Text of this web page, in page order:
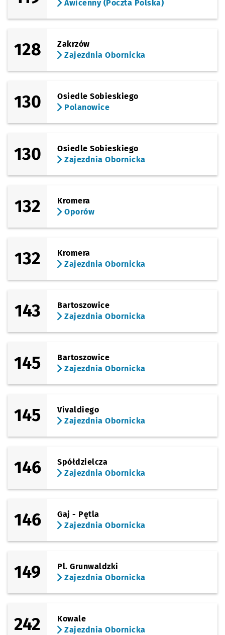
Awicenny (Poczta Polska)
128
Zakrzów
Zajezdnia Obornicka
130
Osiedle Sobieskiego
Polanowice
130
Osiedle Sobieskiego
Zajezdnia Obornicka
132
Kromera
Oporów
132
Kromera
Zajezdnia Obornicka
143
Bartoszowice
Zajezdnia Obornicka
145
Bartoszowice
Zajezdnia Obornicka
145
Vivaldiego
Zajezdnia Obornicka
146
Spółdzielcza
Zajezdnia Obornicka
146
Gaj - Pętla
Zajezdnia Obornicka
149
Pl. Grunwaldzki
Zajezdnia Obornicka
242
Kowale
Zajezdnia Obornicka